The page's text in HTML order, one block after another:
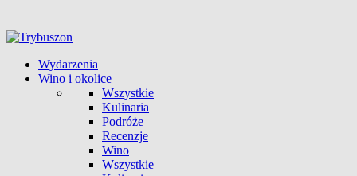
Wydarzenia
Wino i okolice
Wszystkie
Kulinaria
Podróże
Recenzje
Wino
Wszystkie